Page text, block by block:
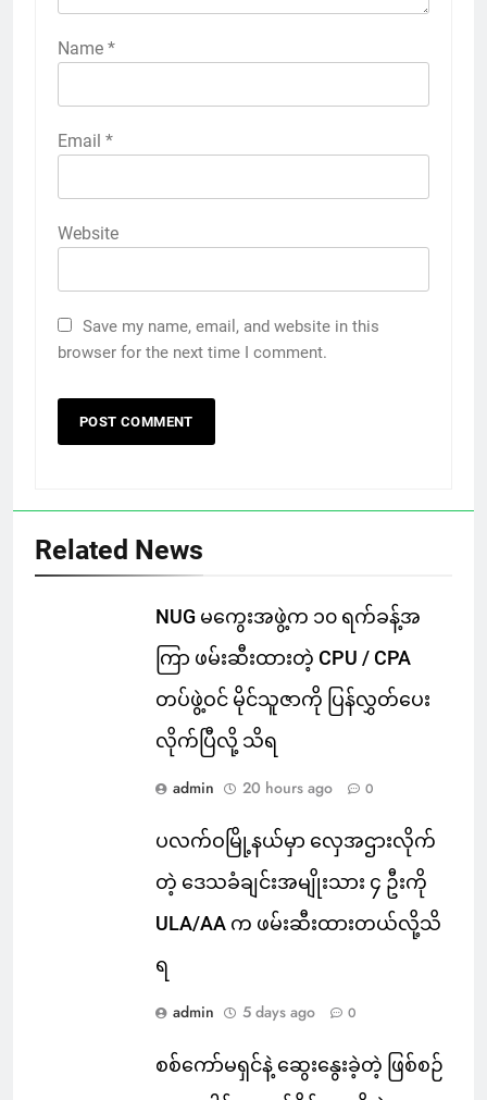
Name *
Email *
Website
Save my name, email, and website in this
browser for the next time I comment.
Related News
NUG မကွေးအဖွဲ့က ၁၀ ရက်ခန့်အ
ကြာ ဖမ်းဆီးထားတဲ့ CPU / CPA
တပ်ဖွဲ့ဝင် မိုင်သူဇာကို ပြန်လွှတ်ပေး
လိုက်ပြီလို့ သိရ
admin 20 hours ago 0
ပလက်ဝမြို့နယ်မှာ လှေအဌားလိုက်
တဲ့ ဒေသခံချင်းအမျိုးသား ၄ ဦးကို
ULA/AA က ဖမ်းဆီးထားတယ်လို့သိ
ရ
admin 5 days ago 0
စစ်ကော်မရှင်နဲ့ ဆွေးနွေးခဲ့တဲ့ ဖြစ်စဉ်